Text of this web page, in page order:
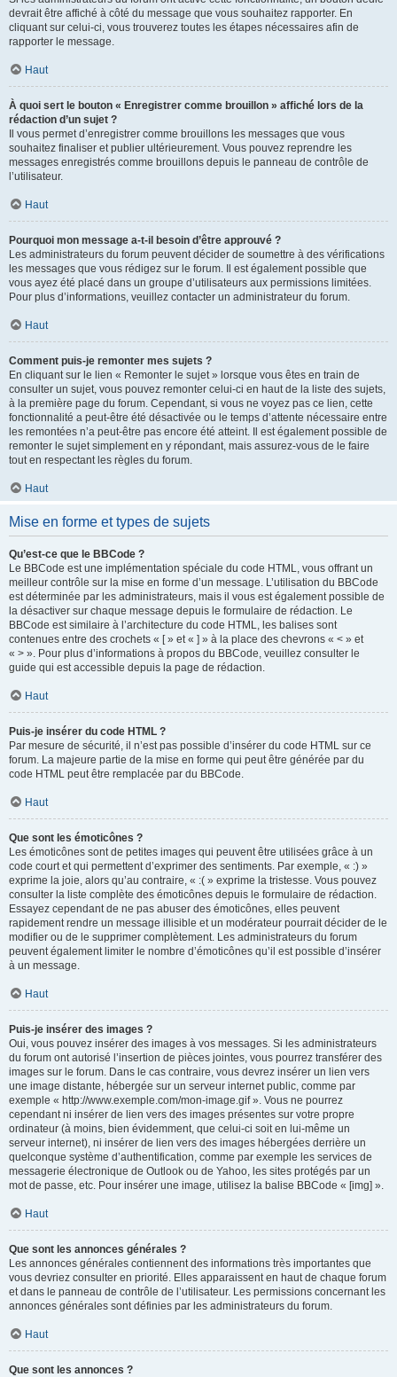
devrait être affiché à côté du message que vous souhaitez rapporter. En
cliquant sur celui-ci, vous trouverez toutes les étapes nécessaires afin de
rapporter le message.
Haut
À quoi sert le bouton « Enregistrer comme brouillon » affiché lors de la
rédaction d’un sujet ?
Il vous permet d’enregistrer comme brouillons les messages que vous
souhaitez finaliser et publier ultérieurement. Vous pouvez reprendre les
messages enregistrés comme brouillons depuis le panneau de contrôle de
l’utilisateur.
Haut
Pourquoi mon message a-t-il besoin d’être approuvé ?
Les administrateurs du forum peuvent décider de soumettre à des vérifications
les messages que vous rédigez sur le forum. Il est également possible que
vous ayez été placé dans un groupe d’utilisateurs aux permissions limitées.
Pour plus d’informations, veuillez contacter un administrateur du forum.
Haut
Comment puis-je remonter mes sujets ?
En cliquant sur le lien « Remonter le sujet » lorsque vous êtes en train de
consulter un sujet, vous pouvez remonter celui-ci en haut de la liste des sujets,
à la première page du forum. Cependant, si vous ne voyez pas ce lien, cette
fonctionnalité a peut-être été désactivée ou le temps d’attente nécessaire entre
les remontées n’a peut-être pas encore été atteint. Il est également possible de
remonter le sujet simplement en y répondant, mais assurez-vous de le faire
tout en respectant les règles du forum.
Haut
Mise en forme et types de sujets
Qu’est-ce que le BBCode ?
Le BBCode est une implémentation spéciale du code HTML, vous offrant un
meilleur contrôle sur la mise en forme d’un message. L’utilisation du BBCode
est déterminée par les administrateurs, mais il vous est également possible de
la désactiver sur chaque message depuis le formulaire de rédaction. Le
BBCode est similaire à l’architecture du code HTML, les balises sont
contenues entre des crochets « [ » et « ] » à la place des chevrons « < » et
« > ». Pour plus d’informations à propos du BBCode, veuillez consulter le
guide qui est accessible depuis la page de rédaction.
Haut
Puis-je insérer du code HTML ?
Par mesure de sécurité, il n’est pas possible d’insérer du code HTML sur ce
forum. La majeure partie de la mise en forme qui peut être générée par du
code HTML peut être remplacée par du BBCode.
Haut
Que sont les émoticônes ?
Les émoticônes sont de petites images qui peuvent être utilisées grâce à un
code court et qui permettent d’exprimer des sentiments. Par exemple, « :) »
exprime la joie, alors qu’au contraire, « :( » exprime la tristesse. Vous pouvez
consulter la liste complète des émoticônes depuis le formulaire de rédaction.
Essayez cependant de ne pas abuser des émoticônes, elles peuvent
rapidement rendre un message illisible et un modérateur pourrait décider de le
modifier ou de le supprimer complètement. Les administrateurs du forum
peuvent également limiter le nombre d’émoticônes qu’il est possible d’insérer
à un message.
Haut
Puis-je insérer des images ?
Oui, vous pouvez insérer des images à vos messages. Si les administrateurs
du forum ont autorisé l’insertion de pièces jointes, vous pourrez transférer des
images sur le forum. Dans le cas contraire, vous devrez insérer un lien vers
une image distante, hébergée sur un serveur internet public, comme par
exemple « http://www.exemple.com/mon-image.gif ». Vous ne pourrez
cependant ni insérer de lien vers des images présentes sur votre propre
ordinateur (à moins, bien évidemment, que celui-ci soit en lui-même un
serveur internet), ni insérer de lien vers des images hébergées derrière un
quelconque système d’authentification, comme par exemple les services de
messagerie électronique de Outlook ou de Yahoo, les sites protégés par un
mot de passe, etc. Pour insérer une image, utilisez la balise BBCode « [img] ».
Haut
Que sont les annonces générales ?
Les annonces générales contiennent des informations très importantes que
vous devriez consulter en priorité. Elles apparaissent en haut de chaque forum
et dans le panneau de contrôle de l’utilisateur. Les permissions concernant les
annonces générales sont définies par les administrateurs du forum.
Haut
Que sont les annonces ?